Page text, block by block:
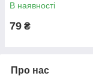
В наявності
79 ₴
Про нас